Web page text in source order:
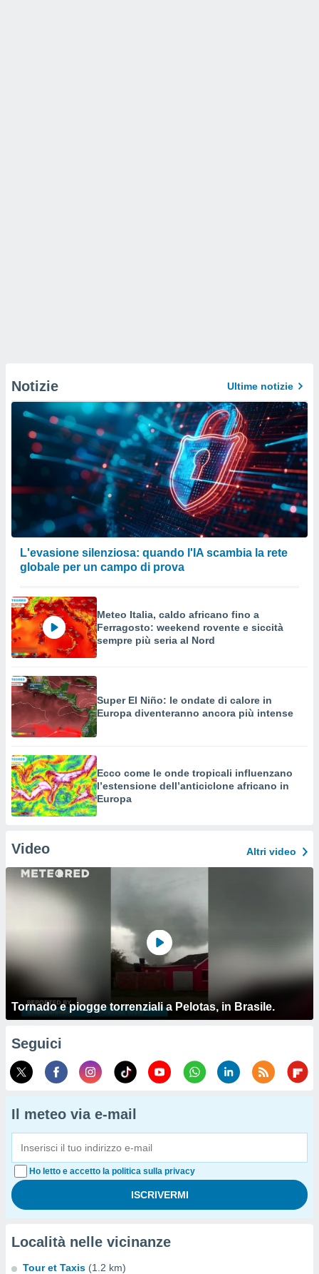
Notizie Ultime notizie
L'evasione silenziosa: quando l'IA scambia la rete
globale per un campo di prova
Meteo Italia, caldo africano fino a
Ferragosto: weekend rovente e siccità
sempre più seria al Nord
Super El Niño: le ondate di calore in
Europa diventeranno ancora più intense
Ecco come le onde tropicali influenzano
l’estensione dell’anticiclone africano in
Europa
Video Altri video
Tornado e piogge torrenziali a Pelotas, in Brasile.
Seguici
Il meteo via e-mail
Ho letto e accetto la politica sulla privacy
Località nelle vicinanze
Tour et Taxis (1.2 km)